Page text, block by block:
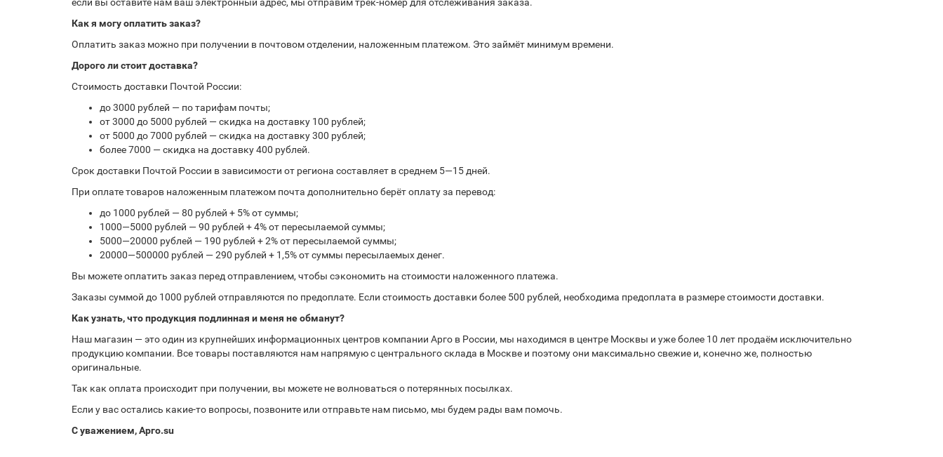
Как я могу оплатить заказ?
Оплатить заказ можно при получении в почтовом отделении, наложенным платежом. Это займёт минимум времени.
Дорого ли стоит доставка?
Стоимость доставки Почтой России:
до 3000 рублей — по тарифам почты;
от 3000 до 5000 рублей — скидка на доставку 100 рублей;
от 5000 до 7000 рублей — скидка на доставку 300 рублей;
более 7000 — скидка на доставку 400 рублей.
Срок доставки Почтой России в зависимости от региона составляет в среднем 5—15 дней.
При оплате товаров наложенным платежом почта дополнительно берёт оплату за перевод:
до 1000 рублей — 80 рублей + 5% от суммы;
1000—5000 рублей — 90 рублей + 4% от пересылаемой суммы;
5000—20000 рублей — 190 рублей + 2% от пересылаемой суммы;
20000—500000 рублей — 290 рублей + 1,5% от суммы пересылаемых денег.
Вы можете оплатить заказ перед отправлением, чтобы сэкономить на стоимости наложенного платежа.
Заказы суммой до 1000 рублей отправляются по предоплате. Если стоимость доставки более 500 рублей, необходима предоплата в размере стоимости доставки.
Как узнать, что продукция подлинная и меня не обманут?
Наш магазин — это один из крупнейших информационных центров компании Арго в России, мы находимся в центре Москвы и уже более 10 лет продаём исключительно
продукцию компании. Все товары поставляются нам напрямую с центрального склада в Москве и поэтому они максимально свежие и, конечно же, полностью
оригинальные.
Так как оплата происходит при получении, вы можете не волноваться о потерянных посылках.
Если у вас остались какие-то вопросы, позвоните или отправьте нам письмо, мы будем рады вам помочь.
С уважением, Арго.su